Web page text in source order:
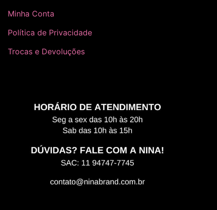
Minha Conta
Política de Privacidade
Trocas e Devoluções